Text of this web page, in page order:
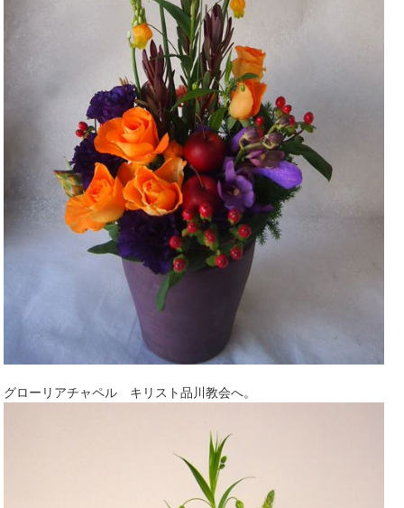
グローリアチャペル キリスト品川教会へ。